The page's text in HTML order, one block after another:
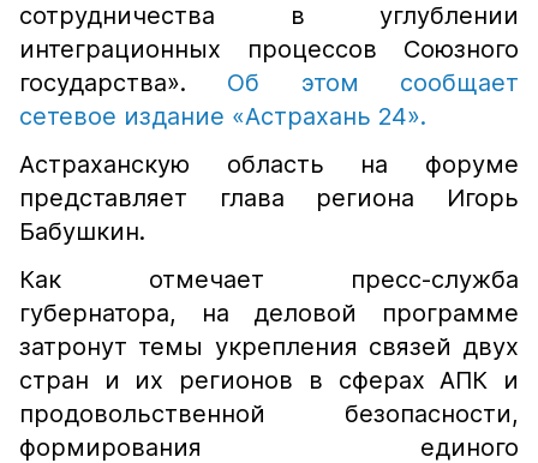
сотрудничества в углублении
интеграционных процессов Союзного
государства». Об этом сообщает
сетевое издание «Астрахань 24».
Астраханскую область на форуме
представляет глава региона Игорь
Бабушкин.
Как отмечает пресс-служба
губернатора, на деловой программе
затронут темы укрепления связей двух
стран и их регионов в сферах АПК и
продовольственной безопасности,
формирования единого